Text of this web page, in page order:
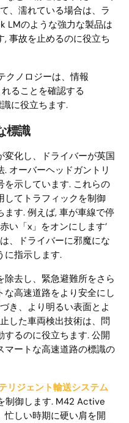
、濡れている場合は、ラ
LMのような強力な製品は
事故を止めるのに役立ち
クノロジーは、情報
ることを確認する
に役立ちます.
標識
変化し、ドライバーが英国
オーバーヘッドガントリ
を示しています. これらの
してトラフィックを制御
ます. 例えば, 車が車線で停
い「x」をオンにします’
、ドライバーに邪魔にな
に指示します.
去し、緊急避難所をさら
高速道路をより安全にし
き、より明るい表面とよ
した車両検出技術は、問
るのに役立ちます. 公開
マートな高速道路の標識の
リジェント輸送システム
制御します. M42 Active
しい時期に硬い肩を開